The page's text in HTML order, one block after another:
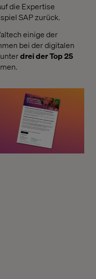
die Expertise
SAP zurück.
einige der
bei der digitalen
drei der Top 25